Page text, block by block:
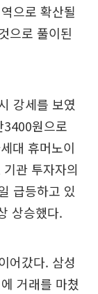
으로 확산될
으로 풀이된
강세를 보였
원으로
대 휴머노이
관 투자자의
급등하고 있
상승했다.
어갔다. 삼성
거래를 마쳤